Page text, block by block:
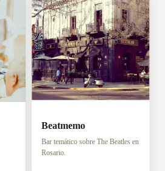
Beatmemo
Bar temático sobre The Beatles en
Rosario.